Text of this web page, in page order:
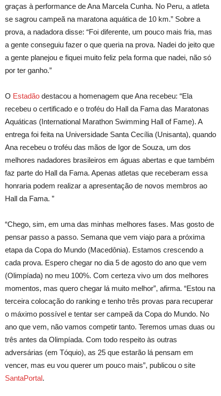
graças à performance de Ana Marcela Cunha. No Peru, a atleta
se sagrou campeã na maratona aquática de 10 km.” Sobre a
prova, a nadadora disse: “Foi diferente, um pouco mais fria, mas
a gente conseguiu fazer o que queria na prova. Nadei do jeito que
a gente planejou e fiquei muito feliz pela forma que nadei, não só
por ter ganho.”
O Estadão destacou a homenagem que Ana recebeu: “Ela
recebeu o certificado e o troféu do Hall da Fama das Maratonas
Aquáticas (International Marathon Swimming Hall of Fame). A
entrega foi feita na Universidade Santa Cecília (Unisanta), quando
Ana recebeu o troféu das mãos de Igor de Souza, um dos
melhores nadadores brasileiros em águas abertas e que também
faz parte do Hall da Fama. Apenas atletas que receberam essa
honraria podem realizar a apresentação de novos membros ao
Hall da Fama. ”
“Chego, sim, em uma das minhas melhores fases. Mas gosto de
pensar passo a passo. Semana que vem viajo para a próxima
etapa da Copa do Mundo (Macedônia). Estamos crescendo a
cada prova. Espero chegar no dia 5 de agosto do ano que vem
(Olimpíada) no meu 100%. Com certeza vivo um dos melhores
momentos, mas quero chegar lá muito melhor”, afirma. “Estou na
terceira colocação do ranking e tenho três provas para recuperar
o máximo possível e tentar ser campeã da Copa do Mundo. No
ano que vem, não vamos competir tanto. Teremos umas duas ou
três antes da Olimpíada. Com todo respeito às outras
adversárias (em Tóquio), as 25 que estarão lá pensam em
vencer, mas eu vou querer um pouco mais”, publicou o site
SantaPortal.